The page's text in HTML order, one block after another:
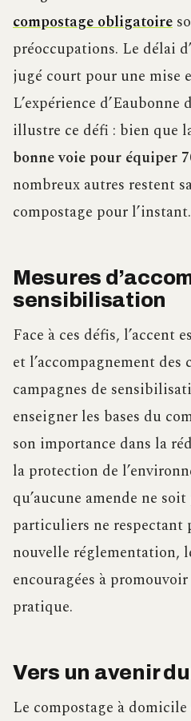
compostage obligatoire
préoccupations. Le délai
jugé court pour une mise
L’expérience d’Eaubonne
illustre ce défi : bien que
bonne voie pour équiper
nombreux autres restent
compostage pour l’instant.
Mesures
sensibilisation
Face à ces défis, l’accent
et l’accompagnement des
campagnes de
enseigner les bases du
son importance dans la
la protection de
qu’aucune amende ne
particuliers ne respectant
nouvelle réglementation,
encouragées à
pratique.
Vers un avenir
Le compostage à